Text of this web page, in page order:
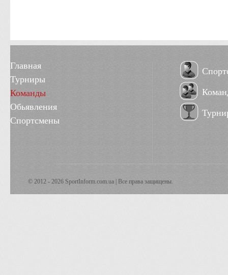
Главная
Турниры
Команды
Обьявления
Спортсмены
© 2012 - 2026 SportInform.com.ua | Все права защищены.